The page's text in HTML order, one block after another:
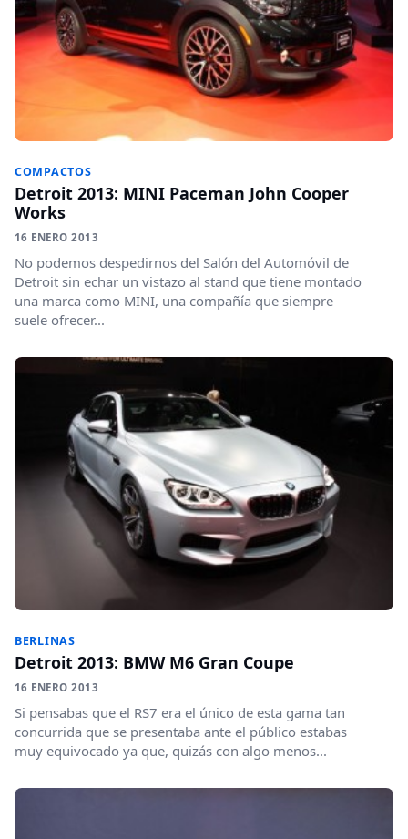
COMPACTOS
Detroit 2013: MINI Paceman John Cooper
Works
16 ENERO 2013
No podemos despedirnos del Salón del Automóvil de
Detroit sin echar un vistazo al stand que tiene montado
una marca como MINI, una compañía que siempre
suele ofrecer...
BERLINAS
Detroit 2013: BMW M6 Gran Coupe
16 ENERO 2013
Si pensabas que el RS7 era el único de esta gama tan
concurrida que se presentaba ante el público estabas
muy equivocado ya que, quizás con algo menos...